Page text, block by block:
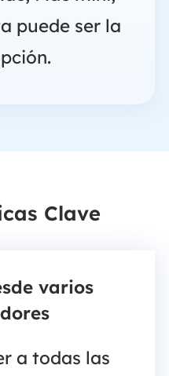
puede ser la
Clave
varios
a todas las